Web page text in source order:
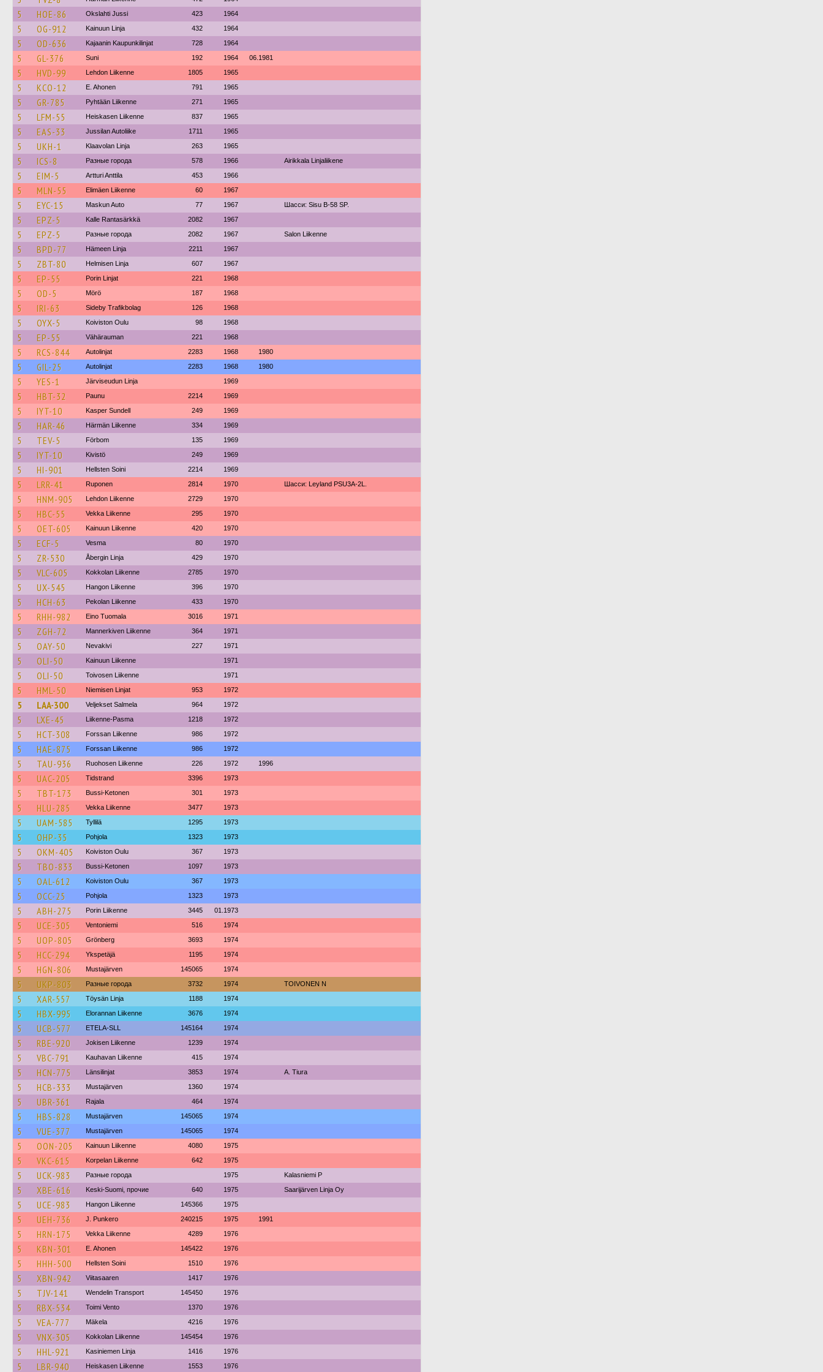
5 HOE-86 Okslahti Jussi 423 1964
5 OG-912 Kainuun Linja 432 1964
5 OD-636 Kajaanin Kaupunkilinjat 728 1964
5 GL-376 Suni 192 1964 06.1981
5 HVD-99 Lehdon Liikenne 1805 1965
5 KCO-12 E. Ahonen 791 1965
5 GR-785 Pyhtään Liikenne 271 1965
5 LFM-55 Heiskasen Liikenne 837 1965
5 EAS-33 Jussilan Autoliike 1711 1965
5 UKH-1 Klaavolan Linja 263 1965
5 ICS-8 Разные города 578 1966 Airikkala Linjaliikene
5 EIM-5 Artturi Anttila 453 1966
5 MLN-55 Elimäen Liikenne 60 1967
5 EYC-15 Maskun Auto 77 1967 Шасси: Sisu B-58 SP.
5 EPZ-5 Kalle Rantasärkkä 2082 1967
5 EPZ-5 Разные города 2082 1967 Salon Liikenne
5 BPD-77 Hämeen Linja 2211 1967
5 ZBT-80 Helmisen Linja 607 1967
5 EP-55 Porin Linjat 221 1968
5 OD-5 Mörö 187 1968
5 IRI-63 Sideby Trafikbolag 126 1968
5 OYX-5 Koiviston Oulu 98 1968
5 EP-55 Vähärauman 221 1968
5 RCS-844 Autolinjat 2283 1968 1980
5 GIL-25 Autolinjat 2283 1968 1980
5 YES-1 Järviseudun Linja 1969
5 HBT-32 Paunu 2214 1969
5 IYT-10 Kasper Sundell 249 1969
5 HAR-46 Härmän Liikenne 334 1969
5 TEV-5 Förbom 135 1969
5 IYT-10 Kivistö 249 1969
5 HI-901 Hellsten Soini 2214 1969
5 LRR-41 Ruponen 2814 1970 Шасси: Leyland PSU3A-2L.
5 HNM-905 Lehdon Liikenne 2729 1970
5 HBC-55 Vekka Liikenne 295 1970
5 OET-605 Kainuun Liikenne 420 1970
5 ECF-5 Vesma 80 1970
5 ZR-530 Åbergin Linja 429 1970
5 VLC-605 Kokkolan Liikenne 2785 1970
5 UX-545 Hangon Liikenne 396 1970
5 HCH-63 Pekolan Liikenne 433 1970
5 RHH-982 Eino Tuomala 3016 1971
5 ZGH-72 Mannerkiven Liikenne 364 1971
5 OAY-50 Nevakivi 227 1971
5 OLI-50 Kainuun Liikenne 1971
5 OLI-50 Toivosen Liikenne 1971
5 HML-50 Niemisen Linjat 953 1972
5 LAA-300 Veljekset Salmela 964 1972
5 LXE-45 Liikenne-Pasma 1218 1972
5 HCT-308 Forssan Liikenne 986 1972
5 HAE-875 Forssan Liikenne 986 1972
5 TAU-936 Ruohosen Liikenne 226 1972 1996
5 UAC-205 Tidstrand 3396 1973
5 TBT-173 Bussi-Ketonen 301 1973
5 HLU-285 Vekka Liikenne 3477 1973
5 UAM-585 Tyllilä 1295 1973
5 OHP-35 Pohjola 1323 1973
5 OKM-405 Koiviston Oulu 367 1973
5 TBO-833 Bussi-Ketonen 1097 1973
5 OAL-612 Koiviston Oulu 367 1973
5 OCC-25 Pohjola 1323 1973
5 ABH-275 Porin Liikenne 3445 01.1973
5 UCE-305 Ventoniemi 516 1974
5 UOP-805 Grönberg 3693 1974
5 HCC-294 Ykspetäjä 1195 1974
5 HGN-806 Mustajärven 145065 1974
5 UKP-803 Разные города 3732 1974 TOIVONEN N
5 XAR-557 Töysän Linja 1188 1974
5 HBX-995 Elorannan Liikenne 3676 1974
5 UCB-577 ETELA-SLL 145164 1974
5 RBE-920 Jokisen Liikenne 1239 1974
5 VBC-791 Kauhavan Liikenne 415 1974
5 HCN-775 Länsilinjat 3853 1974 A. Tiura
5 HCB-333 Mustajärven 1360 1974
5 UBR-361 Rajala 464 1974
5 HBS-828 Mustajärven 145065 1974
5 VUE-377 Mustajärven 145065 1974
5 OON-205 Kainuun Liikenne 4080 1975
5 VKC-615 Korpelan Liikenne 642 1975
5 UCK-983 Разные города 1975 Kalasniemi P
5 XBE-616 Keski-Suomi, прочие 640 1975 Saarijärven Linja Oy
5 UCE-983 Hangon Liikenne 145366 1975
5 UEH-736 J. Punkero 240215 1975 1991
5 HRN-175 Vekka Liikenne 4289 1976
5 KBN-301 E. Ahonen 145422 1976
5 HHH-500 Hellsten Soini 1510 1976
5 XBN-942 Viitasaaren 1417 1976
5 TJV-141 Wendelin Transport 145450 1976
5 RBX-534 Toimi Vento 1370 1976
5 VEA-777 Mäkela 4216 1976
5 VNX-305 Kokkolan Liikenne 145454 1976
5 HHL-921 Kasiniemen Linja 1416 1976
5 LBR-940 Heiskasen Liikenne 1553 1976